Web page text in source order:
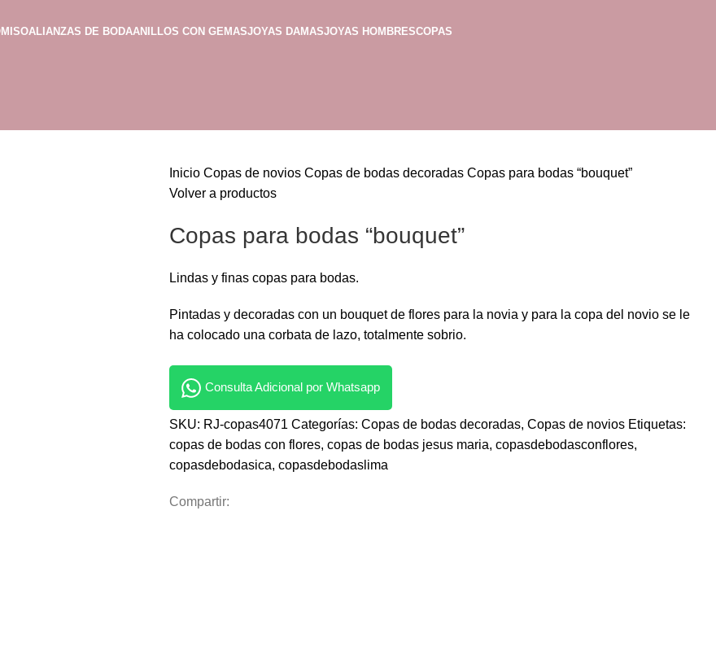
ALIANZAS DE BODAANILLOS CON GEMASJOYAS DAMASJOYAS HOMBRESCOPAS
Inicio Copas de novios Copas de bodas decoradas Copas para bodas “bouquet”
Volver a productos
Copas para bodas “bouquet”
Lindas y finas copas para bodas.
Pintadas y decoradas con un bouquet de flores para la novia y para la copa del novio se le
ha colocado una corbata de lazo, totalmente sobrio.
Consulta Adicional por Whatsapp
SKU: RJ-copas4071 Categorías: Copas de bodas decoradas, Copas de novios Etiquetas:
copas de bodas con flores, copas de bodas jesus maria, copasdebodasconflores,
copasdebodasica, copasdebodaslima
Compartir: